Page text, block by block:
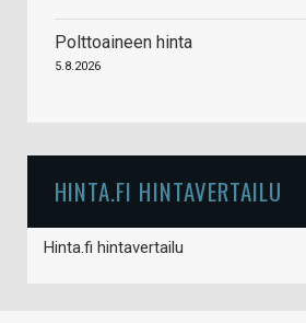
Polttoaineen hinta
5.8.2026
HINTA.FI HINTAVERTAILU
Hinta.fi hintavertailu